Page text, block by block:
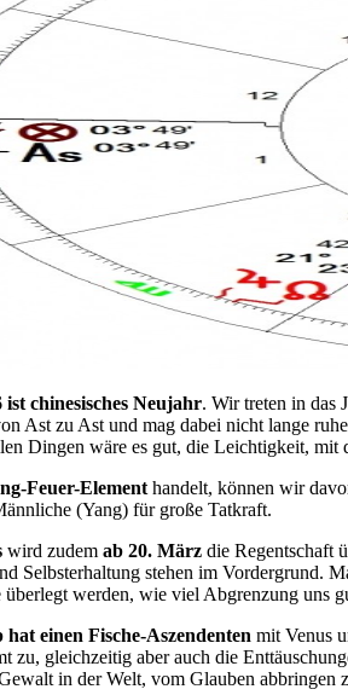
chinesisches Neujahr. Wir treten in das
Ast zu Ast und mag dabei nicht lange
Dingen wäre es gut, die Leichtigkeit,
Feuer-Element handelt, können wir
(Yang) für große Tatkraft.
wird zudem ab 20. März die Regentschaft
Selbsterhaltung stehen im Vordergrund.
überlegt werden, wie viel Abgrenzung uns
einen Fische-Aszendenten mit Venus
zu, gleichzeitig aber auch die
in der Welt, vom Glauben abbringen